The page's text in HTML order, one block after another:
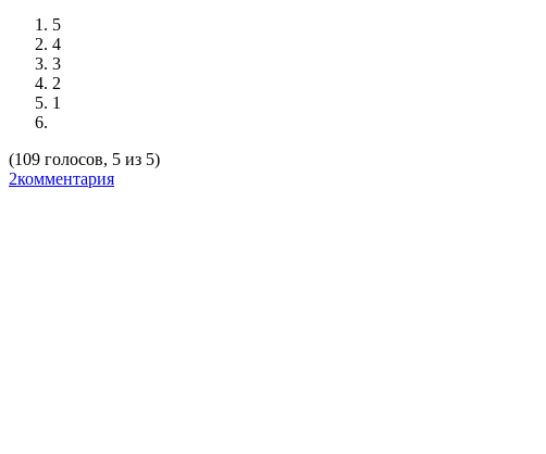
5
4
3
2
1
(109 голосов, 5 из 5)
2комментария